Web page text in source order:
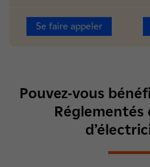
Se faire appeler
Pouvez-vous
Réglementés